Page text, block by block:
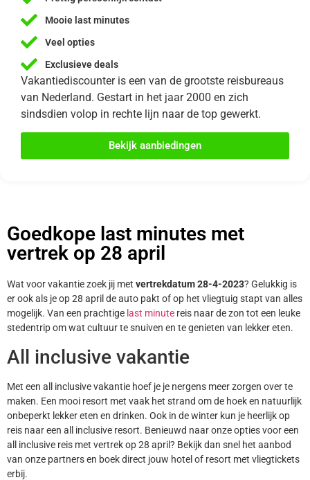
Mooie last minutes
Veel opties
Exclusieve deals
Vakantiediscounter is een van de grootste reisbureaus
van Nederland. Gestart in het jaar 2000 en zich
sindsdien volop in rechte lijn naar de top gewerkt.
Bekijk aanbiedingen
Goedkope last minutes met
vertrek op 28 april
Wat voor vakantie zoek jij met vertrekdatum 28-4-2023? Gelukkig is
er ook als je op 28 april de auto pakt of op het vliegtuig stapt van alles
mogelijk. Van een prachtige last minute reis naar de zon tot een leuke
stedentrip om wat cultuur te snuiven en te genieten van lekker eten.
All inclusive vakantie
Met een all inclusive vakantie hoef je je nergens meer zorgen over te
maken. Een mooi resort met vaak het strand om de hoek en natuurlijk
onbeperkt lekker eten en drinken. Ook in de winter kun je heerlijk op
reis naar een all inclusive resort. Benieuwd naar onze opties voor een
all inclusive reis met vertrek op 28 april? Bekijk dan snel het aanbod
van onze partners en boek direct jouw hotel of resort met vliegtickets
erbij.